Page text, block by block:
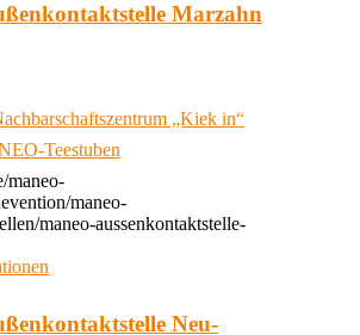
Marzahn
„Kiek in“
Teestuben
maneo-
maneo-
maneo-aussenkontaktstelle-
Neu-